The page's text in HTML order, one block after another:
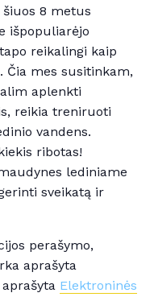
8 metus
išpopuliarėjo
reikalingi kaip
Čia mes susitinkam,
aplenkti
reikia treniruoti
vandens.
ribotas!​
lediniame
sveikatą ir
perašymo,
aprašyta
Elektroninės